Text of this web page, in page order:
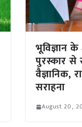
भूविज्ञान के
पुरस्कार से
वैज्ञानिक,
सराहना
August 20,